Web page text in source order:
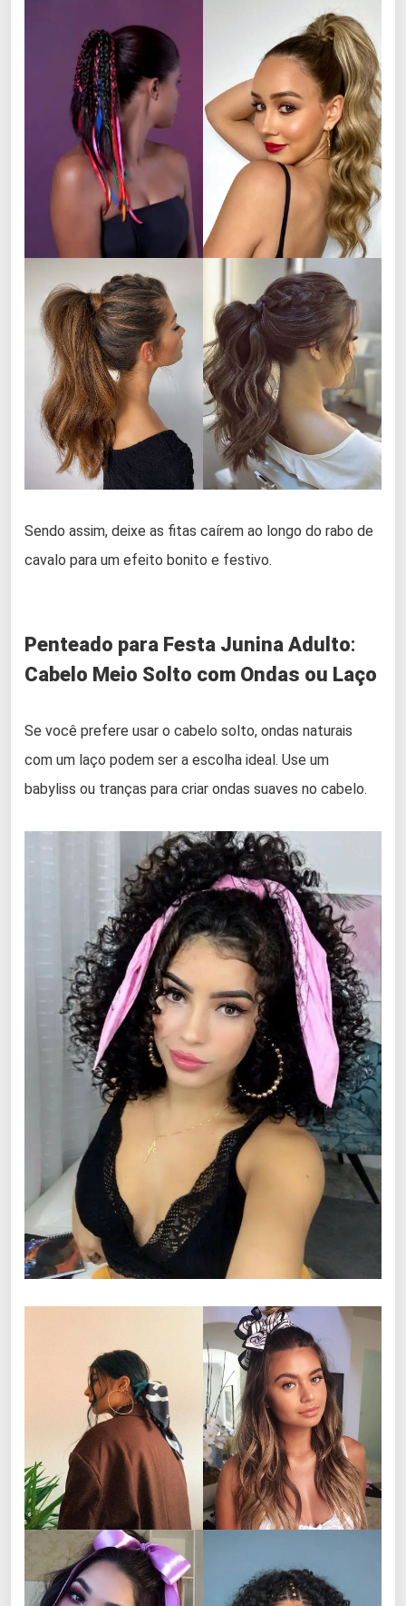
Sendo assim, deixe as fitas caírem ao longo do rabo de
cavalo para um efeito bonito e festivo.
Penteado para Festa Junina Adulto:
Cabelo Meio Solto com Ondas ou Laço
Se você prefere usar o cabelo solto, ondas naturais
com um laço podem ser a escolha ideal. Use um
babyliss ou tranças para criar ondas suaves no cabelo.